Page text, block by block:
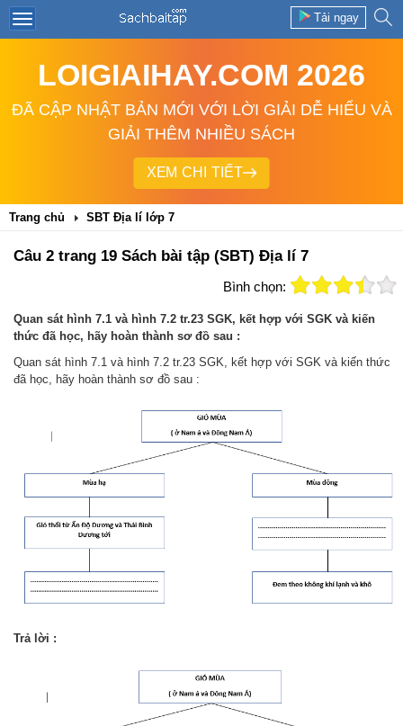
Tải ngay
LOIGIAIHAY.COM 2026
ĐÃ CẬP NHẬT BẢN MỚI VỚI LỜI GIẢI DỄ HIỂU VÀ
GIẢI THÊM NHIỀU SÁCH
XEM CHI TIẾT
Trang chủ SBT Địa lí lớp 7
Câu 2 trang 19 Sách bài tập (SBT) Địa lí 7
Bình chọn:
Quan sát hình 7.1 và hình 7.2 tr.23 SGK, kết hợp với SGK và kiến
thức đã học, hãy hoàn thành sơ đồ sau :
Quan sát hình 7.1 và hình 7.2 tr.23 SGK, kết hợp với SGK và kiến thức
đã học, hãy hoàn thành sơ đồ sau :
Trả lời :